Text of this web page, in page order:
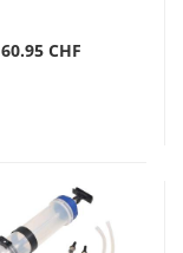
60.95 CHF